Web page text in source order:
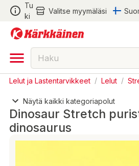
Tu
ki
Valitse myymäläsi
Lelut ja Lastentarvikkeet / Lelut /
Näytä kaikki kategoriapolut
Dinosaur Stretch
dinosaurus